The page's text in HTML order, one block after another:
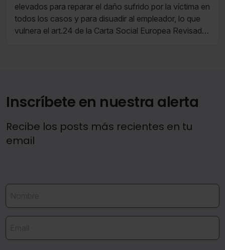
elevados para reparar el daño sufrido por la víctima en
todos los casos y para disuadir al empleador, lo que
vulnera el art.24 de la Carta Social Europea Revisada,
Inscríbete en nuestra alerta
Recibe los posts más recientes en tu
email